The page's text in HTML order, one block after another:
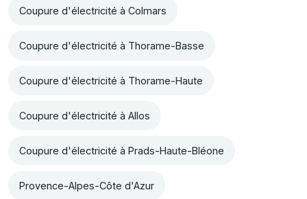
Coupure d'électricité à Colmars
Coupure d'électricité à Thorame-Basse
Coupure d'électricité à Thorame-Haute
Coupure d'électricité à Allos
Coupure d'électricité à Prads-Haute-Bléone
Provence-Alpes-Côte d'Azur